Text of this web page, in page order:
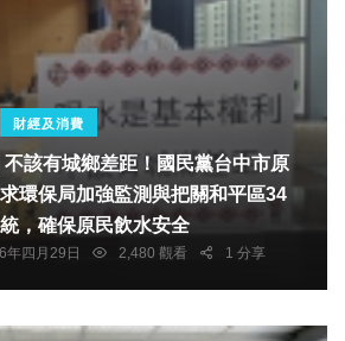
財經及消費
環保局加強監測與把關和平區34
，確保原民飲水安全
年四月29日 2,480 觀看 1 分享